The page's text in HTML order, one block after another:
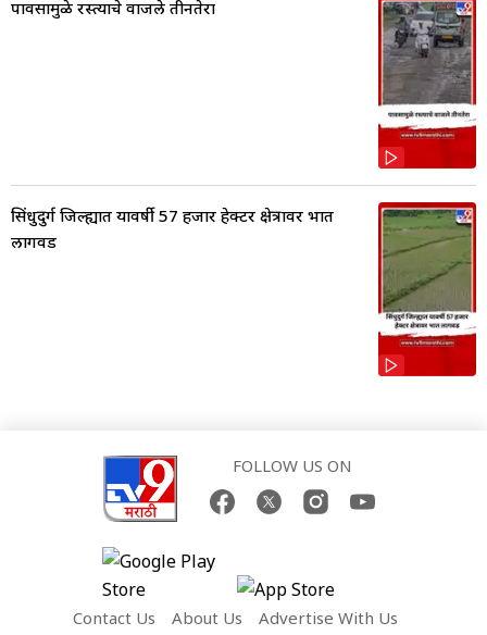
पावसामुळे रस्त्याचे वाजले तीनतेरा
सिंधुदुर्ग जिल्ह्यात यावर्षी 57 हजार हेक्टर क्षेत्रावर भात
लागवड
FOLLOW US ON
Contact Us About Us Advertise With Us